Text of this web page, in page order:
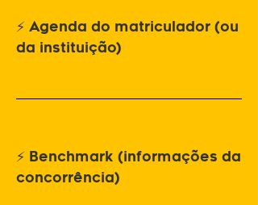
⚡ Agenda do matriculador (ou
da instituição)
⚡ Benchmark (informações da
concorrência)